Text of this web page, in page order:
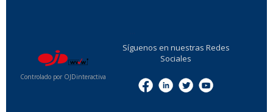
Controlado por OJDinteractiva
Síguenos en nuestras Redes
Sociales